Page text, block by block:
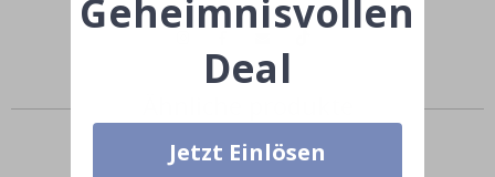
Geheimnisvollen
Deal
Jetzt Einlösen